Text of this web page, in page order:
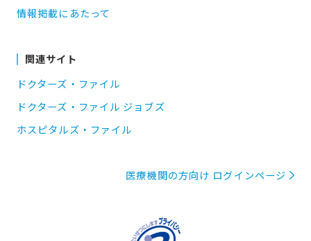
情報掲載にあたって
関連サイト
ドクターズ・ファイル
ドクターズ・ファイル ジョブズ
ホスピタルズ・ファイル
医療機関の方向け ログインページ